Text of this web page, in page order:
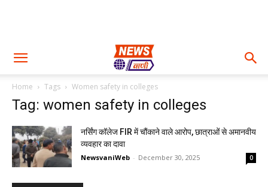
Home Tags Women safety in colleges
Tag: women safety in colleges
नर्सिंग कॉलेज FIR में चौंकाने वाले आरोप, छात्राओं से अमानवीय
व्यवहार का दावा
NewsvaniWeb - December 30, 2025 0